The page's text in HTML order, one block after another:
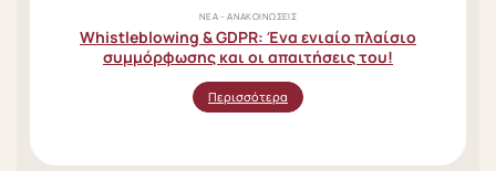
ΝΈΑ - ΑΝΑΚΟΙΝΏΣΕΙΣ
Whistleblowing & GDPR: Ένα ενιαίο πλαίσιο
συμμόρφωσης και οι απαιτήσεις του!
Περισσότερα